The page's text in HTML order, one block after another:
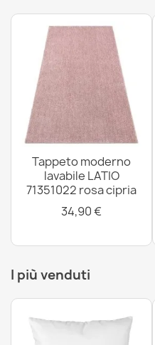
Tappeto lavabile ANDRE
grigio / marrone
34,90 €
Tappeto lavabile ANDRE
antiscivolo - grigio / verde
34,90 €
Tappeto lavabile
marrone
34,90 €
Tappeto moderno
lavabile LATIO
71351022 rosa cipria
34,90 €
I più venduti